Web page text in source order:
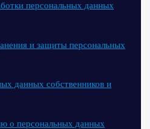
персональных данных
и защиты персональных
данных собственников и
о персональных данных